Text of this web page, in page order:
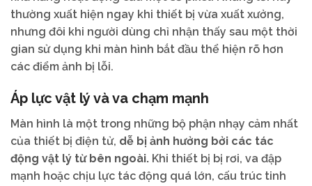
thường xuất hiện ngay khi thiết bị vừa xuất xưởng,
nhưng đôi khi người dùng chỉ nhận thấy sau một thời
gian sử dụng khi màn hình bắt đầu thể hiện rõ hơn
các điểm ảnh bị lỗi.
Áp lực vật lý và va chạm mạnh
Màn hình là một trong những bộ phận nhạy cảm nhất
của thiết bị điện tử, dễ bị ảnh hưởng bởi các tác
động vật lý từ bên ngoài. Khi thiết bị bị rơi, va đập
mạnh hoặc chịu lực tác động quá lớn, cấu trúc tinh